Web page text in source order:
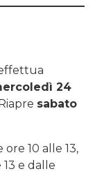
24
sabato
ore 10 alle 13,
e dalle